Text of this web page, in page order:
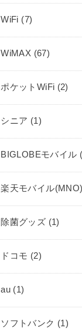
WiFi (7)
WiMAX (67)
ポケットWiFi (2)
シニア (1)
BIGLOBEモバイル
楽天モバイル(MNO)
除菌グッズ (1)
ドコモ (2)
au (1)
ソフトバンク (1)